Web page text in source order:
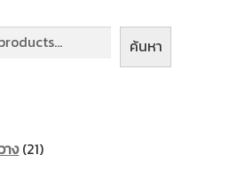
ค้นหา
าง 2121